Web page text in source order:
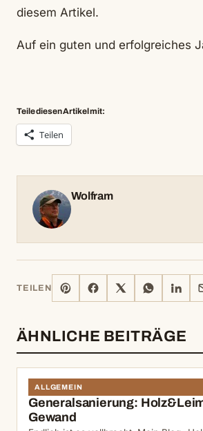
diesem Artikel.
Auf ein guten und erfolgreiches
Teile diesen Artikel mit:
Teilen
Wolfram
TEILEN
PINTERESTFACEBOOK WHATSAPPLINKEDIN
ÄHNLICHE BEITRÄGE
ALLGEMEIN
Generalsanierung:
Gewand